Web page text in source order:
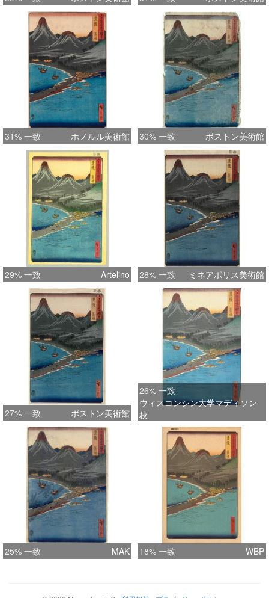
31% 一致 ホノルル美術館 30% 一致 ボストン美術館
29% 一致 Artelino 28% 一致 ミネアポリス美術館
27% 一致 ボストン美術館
26% 一致
ウィスコンシン大学マディソン
校
25% 一致 MAK 18% 一致 WBP